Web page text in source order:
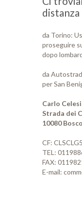
da Torino:
proseguire
dopo
da
per San
Carlo
Strada dei
10080
CF:
TEL:
FAX:
E-mail: